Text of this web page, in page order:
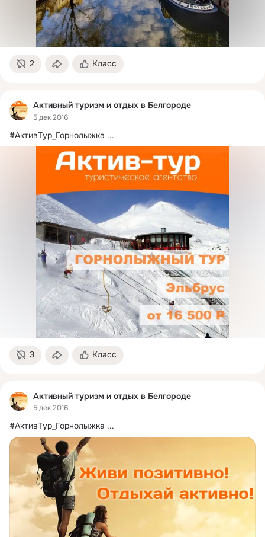
2 Класс
Активный туризм и отдых в Белгороде
5 дек 2016
#АктивТур_Горнолыжка ...
3 Класс
Активный туризм и отдых в Белгороде
5 дек 2016
#АктивТур_Горнолыжка ...